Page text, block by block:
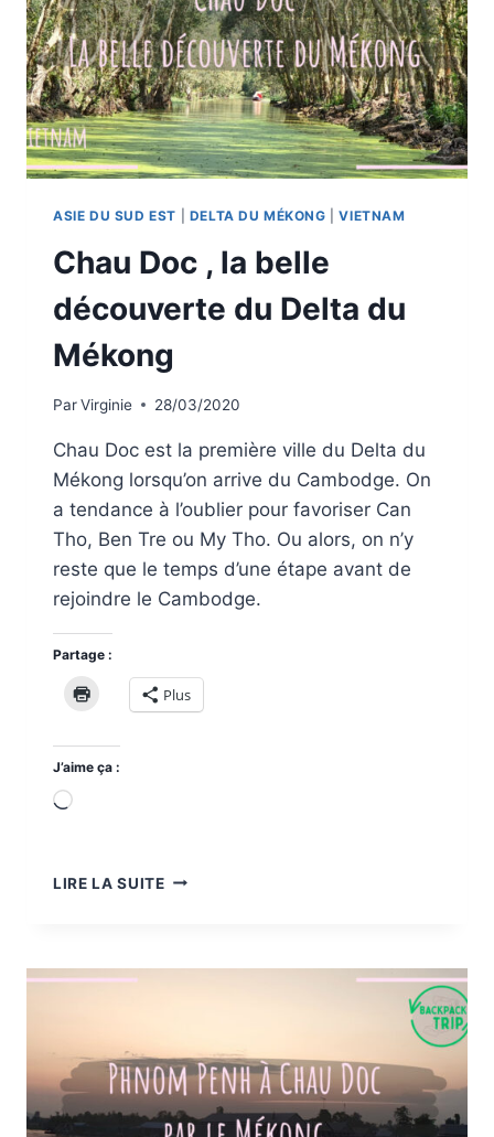
ASIE DU SUD EST DELTA DU MÉKONG |VIETNAM
Chau Doc , la belle
découverte du Delta du
Mékong
ParVirginie 28/03/2020
Chau Doc est la première ville du Delta du
Mékong lorsqu’on arrive du Cambodge. On
a tendance à l’oublier pour favoriser Can
Tho, Ben Tre ou My Tho. Ou alors, on n’y
reste que le temps d’une étape avant de
rejoindre le Cambodge.
Partage :
Plus
J’aime ça :
Chargement…
LIRE LA SUITECHAU
BELLE
DU
MÉKONG